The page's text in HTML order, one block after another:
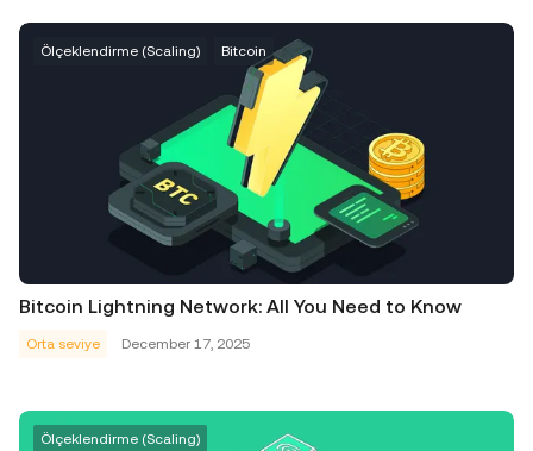
Ölçeklendirme (Scaling) Bitcoin
Bitcoin Lightning Network: All You Need to Know
Orta seviye December 17, 2025
Ölçeklendirme (Scaling)